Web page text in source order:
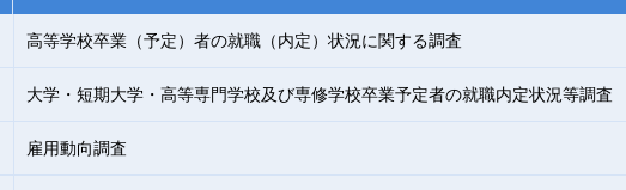
高等学校卒業（予定）者の就職（内定）状況に関する調査
大学・短期大学・高等専門学校及び専修学校卒業予定者の就職内定状況等調査
雇用動向調査